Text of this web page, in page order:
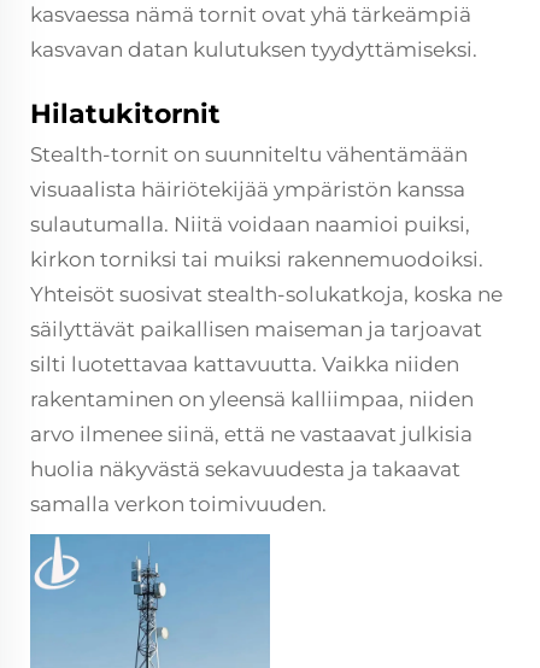
kasvaessa nämä tornit ovat yhä tärkeämpiä
kasvavan datan kulutuksen tyydyttämiseksi.
Hilatukitornit
Stealth-tornit on suunniteltu vähentämään
visuaalista häiriötekijää ympäristön kanssa
sulautumalla. Niitä voidaan naamioi puiksi,
kirkon torniksi tai muiksi rakennemuodoiksi.
Yhteisöt suosivat stealth-solukatkoja, koska ne
säilyttävät paikallisen maiseman ja tarjoavat
silti luotettavaa kattavuutta. Vaikka niiden
rakentaminen on yleensä kalliimpaa, niiden
arvo ilmenee siinä, että ne vastaavat julkisia
huolia näkyvästä sekavuudesta ja takaavat
samalla verkon toimivuuden.